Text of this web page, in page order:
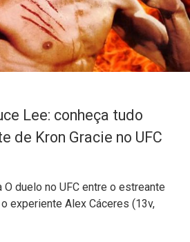
Lee: conheça tudo
de Kron Gracie no UFC
O duelo no UFC entre o estreante
o experiente Alex Cáceres (13v,